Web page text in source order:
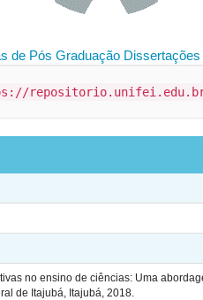
de Pós Graduação Dissertações
repositorio.unifei.edu.br/
no ensino de ciências: Uma
de Itajubá, Itajubá, 2018.